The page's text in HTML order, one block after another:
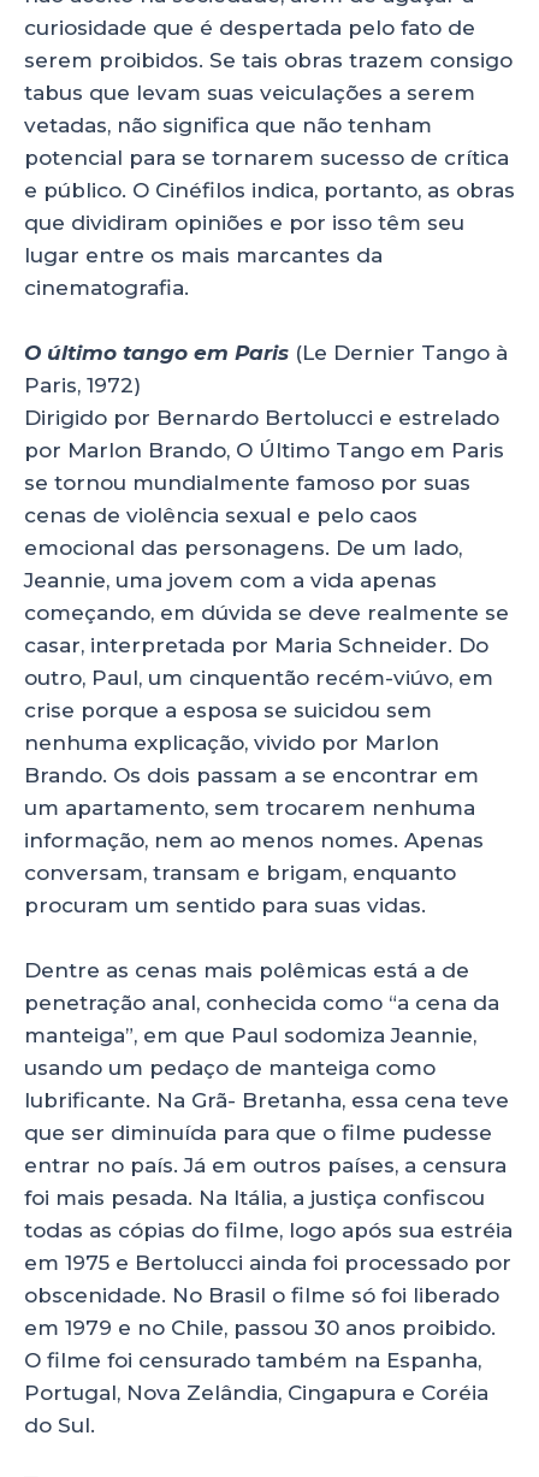
curiosidade que é despertada pelo fato de
serem proibidos. Se tais obras trazem consigo
tabus que levam suas veiculações a serem
vetadas, não significa que não tenham
potencial para se tornarem sucesso de crítica
e público. O Cinéfilos indica, portanto, as obras
que dividiram opiniões e por isso têm seu
lugar entre os mais marcantes da
cinematografia.
O último tango em Paris (Le Dernier Tango à
Paris, 1972)
Dirigido por Bernardo Bertolucci e estrelado
por Marlon Brando, O Último Tango em Paris
se tornou mundialmente famoso por suas
cenas de violência sexual e pelo caos
emocional das personagens. De um lado,
Jeannie, uma jovem com a vida apenas
começando, em dúvida se deve realmente se
casar, interpretada por Maria Schneider. Do
outro, Paul, um cinquentão recém-viúvo, em
crise porque a esposa se suicidou sem
nenhuma explicação, vivido por Marlon
Brando. Os dois passam a se encontrar em
um apartamento, sem trocarem nenhuma
informação, nem ao menos nomes. Apenas
conversam, transam e brigam, enquanto
procuram um sentido para suas vidas.
Dentre as cenas mais polêmicas está a de
penetração anal, conhecida como “a cena da
manteiga”, em que Paul sodomiza Jeannie,
usando um pedaço de manteiga como
lubrificante. Na Grã- Bretanha, essa cena teve
que ser diminuída para que o filme pudesse
entrar no país. Já em outros países, a censura
foi mais pesada. Na Itália, a justiça confiscou
todas as cópias do filme, logo após sua estréia
em 1975 e Bertolucci ainda foi processado por
obscenidade. No Brasil o filme só foi liberado
em 1979 e no Chile, passou 30 anos proibido.
O filme foi censurado também na Espanha,
Portugal, Nova Zelândia, Cingapura e Coréia
do Sul.